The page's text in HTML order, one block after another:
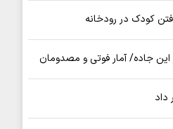
کودک در رودخانه
این جاده/ آمار فوتی و مصدومان
داد